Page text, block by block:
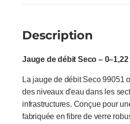
Description
Jauge de débit Seco –
La jauge de débit Seco 99051
des niveaux d'eau dans les
infrastructures. Conçue pour
fabriquée en fibre de verre